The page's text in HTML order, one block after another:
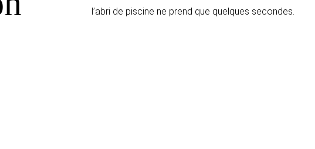
l’abri de piscine ne prend que quelques secondes.